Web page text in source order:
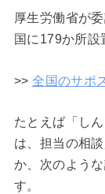
厚生労働省が
国に179か所設
>>全国のサポ
たとえば「し
は、担当の相
か、次のよう
す。